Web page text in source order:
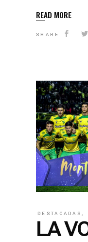
READ MORE
SHARE
DESTACADAS,
LA